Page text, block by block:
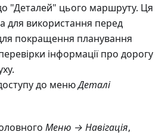
"Деталей" цього маршруту. Ця
для використання перед
покращення планування
інформації про дорогу
до менюДеталі
Меню → Навігація,